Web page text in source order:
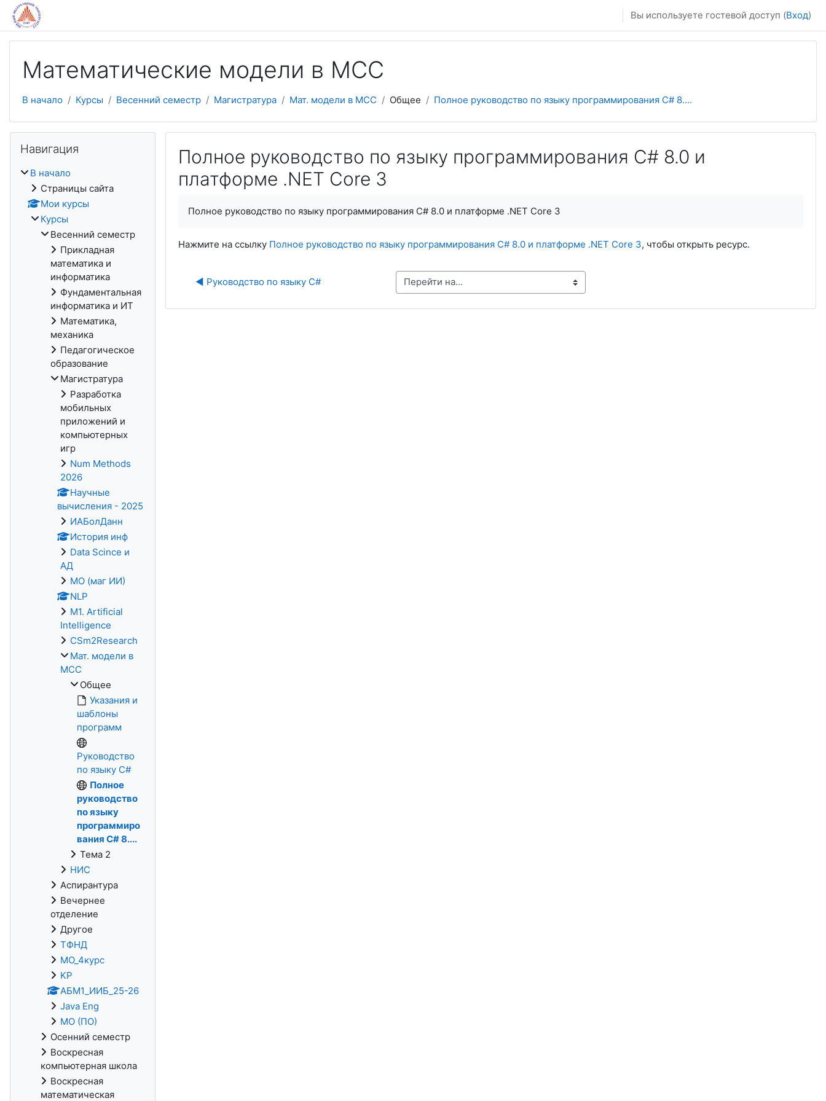
Перейти к основному содержанию
Вы используете гостевой доступ (Вход)
Математические модели в МСС
В начало Курсы Весенний семестр Магистратура Мат. модели в МСС Общее Полное руководство по языку программирования С# 8....
Полное руководство по языку программирования С# 8.0 и
платформе .NET Core 3
Полное руководство по языку программирования С# 8.0 и платформе .NET Core 3
Нажмите на ссылку Полное руководство по языку программирования С# 8.0 и платформе .NET Core 3, чтобы открыть ресурс.
◀︎ Руководство по языку C# Перейти на...
Навигация
В начало
Страницы сайта
Мои курсы
Курсы
Весенний семестр
Прикладная
математика и
информатика
Фундаментальная
информатика и ИТ
Математика,
механика
Педагогическое
образование
Магистратура
Разработка
мобильных
приложений и
компьютерных
игр
Num Methods
2026
Научные
вычисления - 2025
ИАБолДанн
История инф
Data Scince и
АД
МО (маг ИИ)
NLP
M1. Artificial
Intelligence
CSm2Research
Мат. модели в
МСС
Общее
Указания и
шаблоны
программ
Руководство
по языку C#
Полное
руководство
по языку
программиро
вания С# 8....
Тема 2
НИС
Аспирантура
Вечернее
отделение
Другое
ТФНД
МО_4курс
KP
АБМ1_ИИБ_25-26
Java Eng
МО (ПО)
Осенний семестр
Воскресная
компьютерная школа
Воскресная
математическая